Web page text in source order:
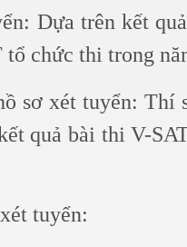
Dựa trên kết
tổ chức thi trong
sơ xét tuyển: Thí
quả bài thi V-
tuyển: